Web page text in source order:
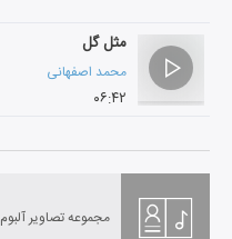
مثل گل
محمد اصفهانی
۰۶:۴۲
مجموعه تصاویر آلبوم